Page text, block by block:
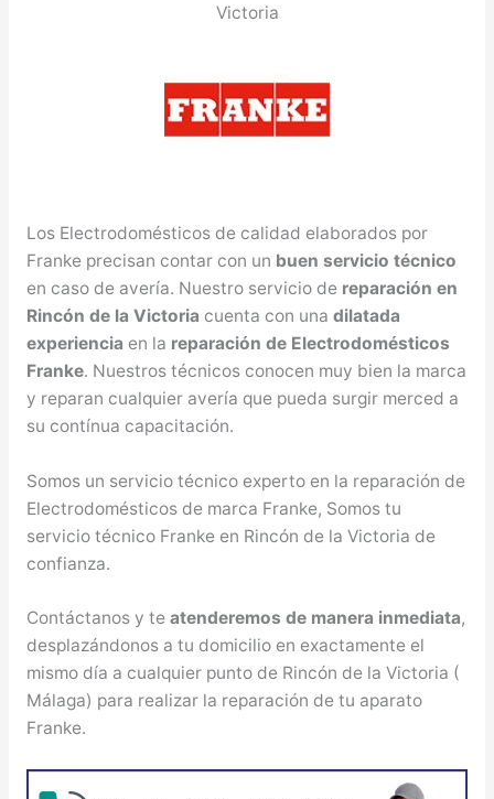
Victoria
Los Electrodomésticos de calidad elaborados por
Franke precisan contar con un buen servicio técnico
en caso de avería. Nuestro servicio de reparación en
Rincón de la Victoria cuenta con una dilatada
experiencia en la reparación de Electrodomésticos
Franke. Nuestros técnicos conocen muy bien la marca
y reparan cualquier avería que pueda surgir merced a
su contínua capacitación.
Somos un servicio técnico experto en la reparación de
Electrodomésticos de marca Franke, Somos tu
servicio técnico Franke en Rincón de la Victoria de
confianza.
Contáctanos y te atenderemos de manera inmediata,
desplazándonos a tu domicilio en exactamente el
mismo día a cualquier punto de Rincón de la Victoria (
Málaga) para realizar la reparación de tu aparato
Franke.